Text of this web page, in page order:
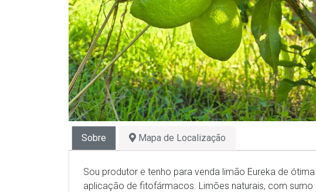
Sobre Mapa de Localização
Sou produtor e tenho para venda limão Eureka de
aplicação de fitofármacos. Limões naturais, com